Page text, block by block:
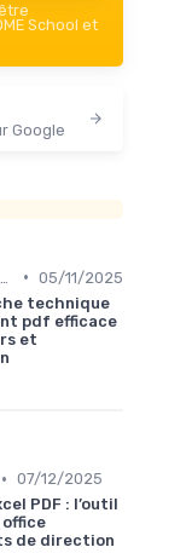
School et
Google
• 05/11/2025
technique
pdf efficace
et
• 07/12/2025
PDF : l’outil
office
de direction